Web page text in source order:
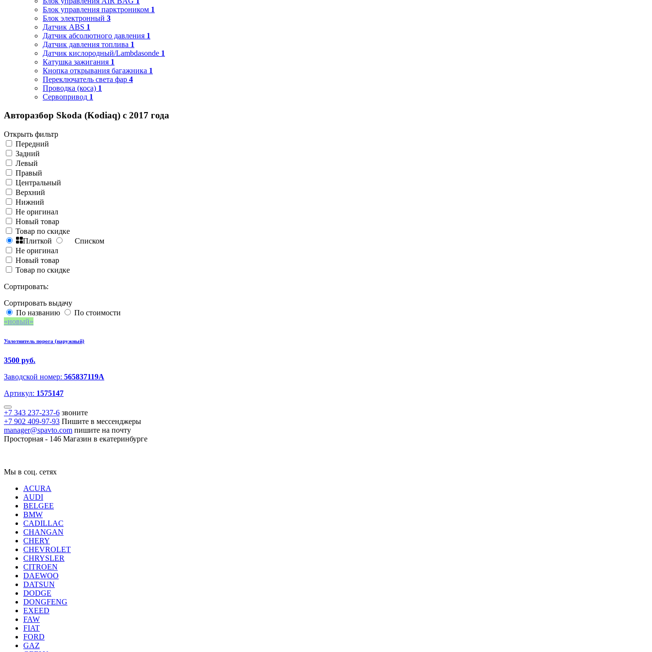
Блок управления парктроником 1
Блок электронный 3
Датчик ABS 1
Датчик абсолютного давления 1
Датчик давления топлива 1
Датчик кислородный/Lambdasonde 1
Катушка зажигания 1
Кнопка открывания багажника 1
Переключатель света фар 4
Проводка (коса) 1
Сервопривод 1
Авторазбор Skoda (Kodiaq) с 2017 года
Открыть фильтр
Передний
Задний
Левый
Правый
Центральный
Верхний
Нижний
Не оригинал
Новый товар
Товар по скидке
Плиткой
Списком
Не оригинал
Новый товар
Товар по скидке
Сортировать:
Сортировать выдачу
По названию
По стоимости
новый
Уплотнитель порога (наружный)
3500 руб.
Заводской номер: 565837119A
Артикул: 1575147
+7 343 237-237-6 звоните
+7 902 409-97-93 Пишите в мессенджеры
manager@spavto.com пишите на почту
Просторная - 146 Магазин в екатеринбурге
Мы в соц. сетях
ACURA
AUDI
BELGEE
BMW
CADILLAC
CHANGAN
CHERY
CHEVROLET
CHRYSLER
CITROEN
DAEWOO
DATSUN
DODGE
DONGFENG
EXEED
FAW
FIAT
FORD
GAZ